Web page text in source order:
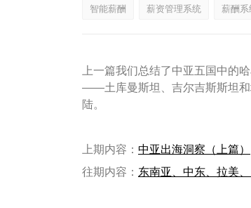
智能薪酬 薪资管理系统 薪酬系
上一篇我们总结了中亚五国中的
——土库曼斯坦、吉尔吉斯斯坦和
陆。
上期内容： 中亚出海洞察（上篇）
往期内容： 东南亚、中东、拉美